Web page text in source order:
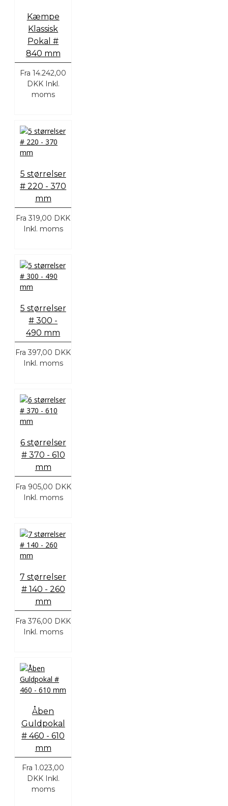
Kæmpe
Klassisk
Pokal #
840 mm
Fra 14.242,00
DKK Inkl.
moms
5 størrelser
# 220 - 370
mm
Fra 319,00 DKK
Inkl. moms
5 størrelser
# 300 -
490 mm
Fra 397,00 DKK
Inkl. moms
6 størrelser
# 370 - 610
mm
Fra 905,00 DKK
Inkl. moms
7 størrelser
# 140 - 260
mm
Fra 376,00 DKK
Inkl. moms
Åben
Guldpokal
# 460 - 610
mm
Fra 1.023,00
DKK Inkl.
moms